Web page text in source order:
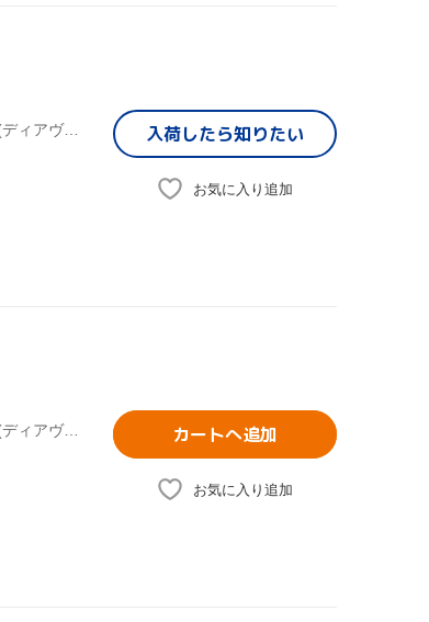
(オムニバス),むらさきゆきや(原作),鶴崎貴大(原作イラスト),水中雅章(ディアヴロ),芹澤優(シェラ・L・グリーンウッド),和氣あず未(レム・ガレウ),金子志津枝(キャラクターデザイン),加藤裕介(音楽) 入荷したら知りたい
お気に入り追加
(オムニバス),むらさきゆきや(原作),鶴崎貴大(原作イラスト),水中雅章(ディアヴロ),芹澤優(シェラ・L・グリーンウッド),和氣あず未(レム・ガレウ),加藤裕介(音楽),金子志津枝(キャラクターデザイン) カートへ追加
お気に入り追加